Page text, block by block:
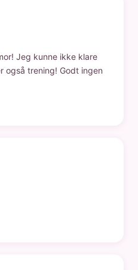
Jeg kunne ikke klare
også trening! Godt ingen